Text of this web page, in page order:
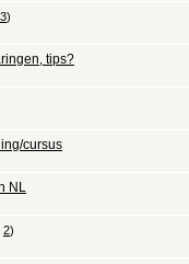
3)
tips?
cursus
NL
2)